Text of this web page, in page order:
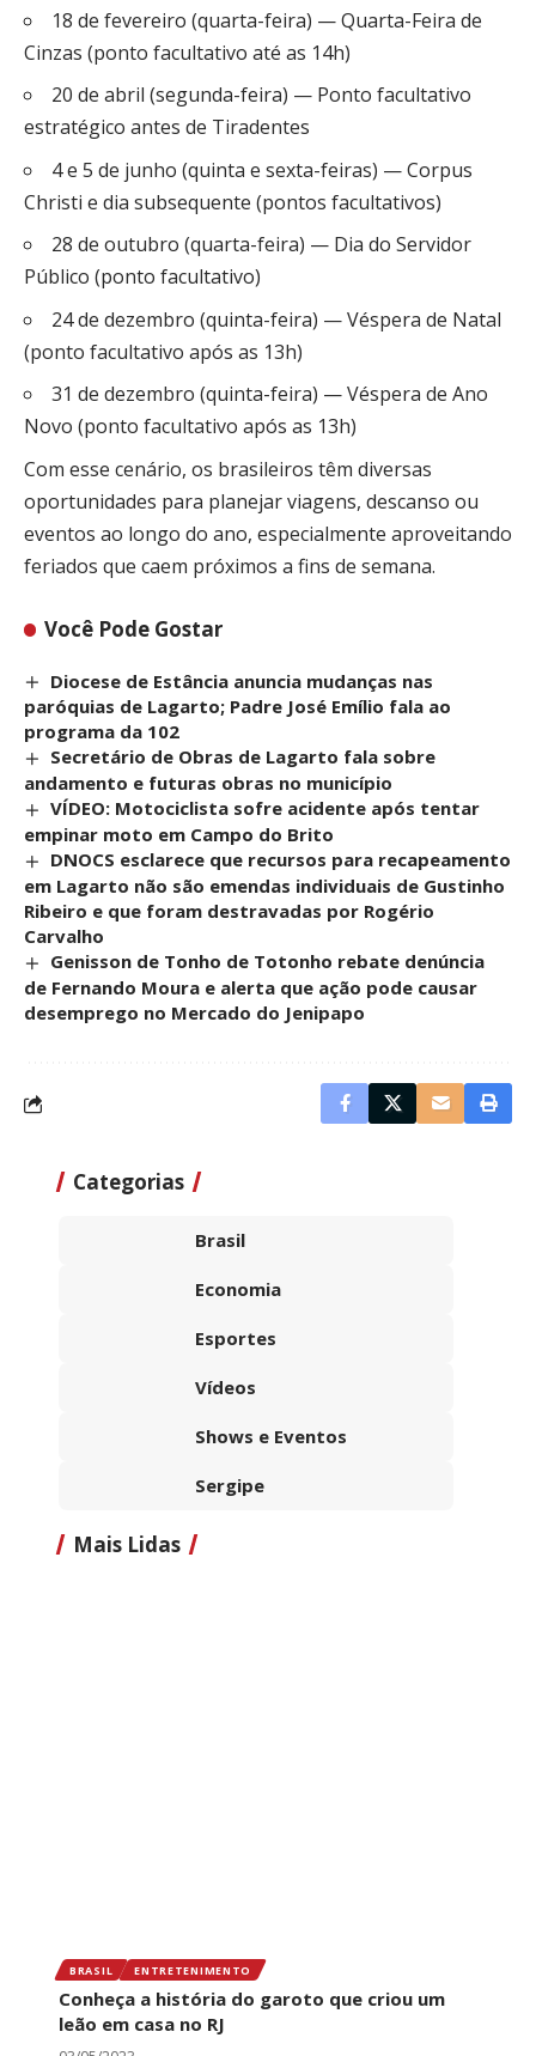
18 de fevereiro (quarta-feira) — Quarta-Feira de
Cinzas (ponto facultativo até as 14h)
20 de abril (segunda-feira) — Ponto facultativo
estratégico antes de Tiradentes
4 e 5 de junho (quinta e sexta-feiras) — Corpus
Christi e dia subsequente (pontos facultativos)
28 de outubro (quarta-feira) — Dia do Servidor
Público (ponto facultativo)
24 de dezembro (quinta-feira) — Véspera de Natal
(ponto facultativo após as 13h)
31 de dezembro (quinta-feira) — Véspera de Ano
Novo (ponto facultativo após as 13h)
Com esse cenário, os brasileiros têm diversas
oportunidades para planejar viagens, descanso ou
eventos ao longo do ano, especialmente aproveitando
feriados que caem próximos a fins de semana.
Você Pode Gostar
Diocese de Estância anuncia mudanças nas
paróquias de Lagarto; Padre José Emílio fala ao
programa da 102
Secretário de Obras de Lagarto fala sobre
andamento e futuras obras no município
VÍDEO: Motociclista sofre acidente após tentar
empinar moto em Campo do Brito
DNOCS esclarece que recursos para recapeamento
em Lagarto não são emendas individuais de Gustinho
Ribeiro e que foram destravadas por Rogério
Carvalho
Genisson de Tonho de Totonho rebate denúncia
de Fernando Moura e alerta que ação pode causar
desemprego no Mercado do Jenipapo
Categorias
Brasil
Economia
Esportes
Vídeos
Shows e Eventos
Sergipe
Mais Lidas
BRASIL ENTRETENIMENTO
Conheça a história do garoto que criou um
leão em casa no RJ